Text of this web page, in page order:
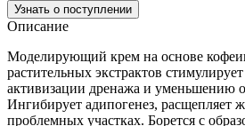
Узнать о поступлении
Описание
Моделирующий крем на основе
растительных экстрактов
активизации дренажа и уменьшению
Ингибирует адипогенез, расщепляет
проблемных участках. Борется с